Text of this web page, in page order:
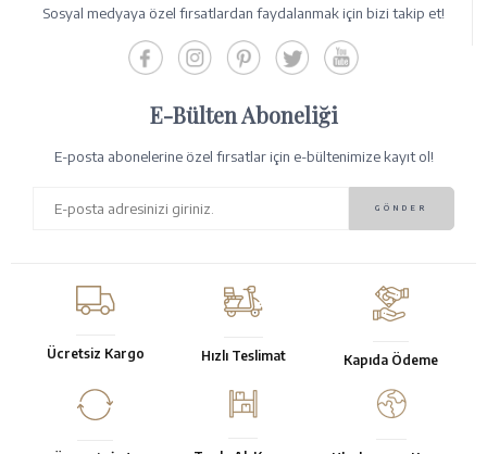
Sosyal medyaya özel fırsatlardan faydalanmak için bizi takip et!
E-Bülten Aboneliği
E-posta abonelerine özel fırsatlar için e-bültenimize kayıt ol!
Ücretsiz Kargo Hızlı Teslimat Kapıda Ödeme